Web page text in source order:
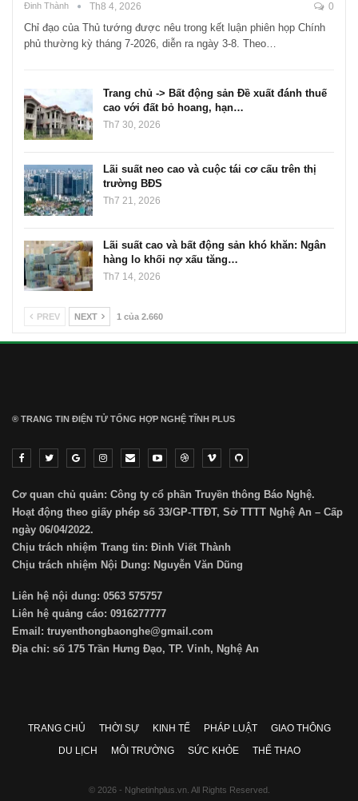
Đinh Thành Th8 4, 2026 0
Chỉ đạo của Thủ tướng được nêu trong kết luận phiên họp Chính
phủ thường kỳ tháng 7-2026, diễn ra ngày 3-8. Theo…
Trang chủ -> Bất động sản Đề xuất đánh thuế
cao với đất bỏ hoang, hạn…
Th7 30, 2026
Lãi suất neo cao và cuộc tái cơ cấu trên thị
trường BĐS
Th7 21, 2026
Lãi suất cao và bất động sản khó khăn: Ngân
hàng lo khối nợ xấu tăng…
Th7 14, 2026
PREV NEXT 1 của 2.660
® TRANG TIN ĐIỆN TỬ ТỔNG HỢP NGHỆ TĨNH PLUS
Cơ quan chủ quản: Công ty cổ phần Truyền thông Báo Nghệ.
Hoạt động theo giấy phép số 33/GP-TTĐT, Sở TTTT Nghệ An – Cấp
ngày 06/04/2022.
Chịu trách nhiệm Trang tin: Đinh Viết Thành
Chịu trách nhiệm Nội Dung: Nguyễn Văn Dũng
Liên hệ nội dung: 0563 575757
Liên hệ quảng cáo: 0916277777
Email: truyenthongbaonghe@gmail.com
Địa chỉ: số 175 Trần Hưng Đạo, TP. Vinh, Nghệ An
TRANG CHỦ THỜI SỰ KINH TẾ PHÁP LUẬT
GIAO THÔNG
DU LỊCH
MÔI TRƯỜNG SỨC KHỎE THỂ THAO
© 2026 - Nghetinhplus.vn. All Rights Reserved.